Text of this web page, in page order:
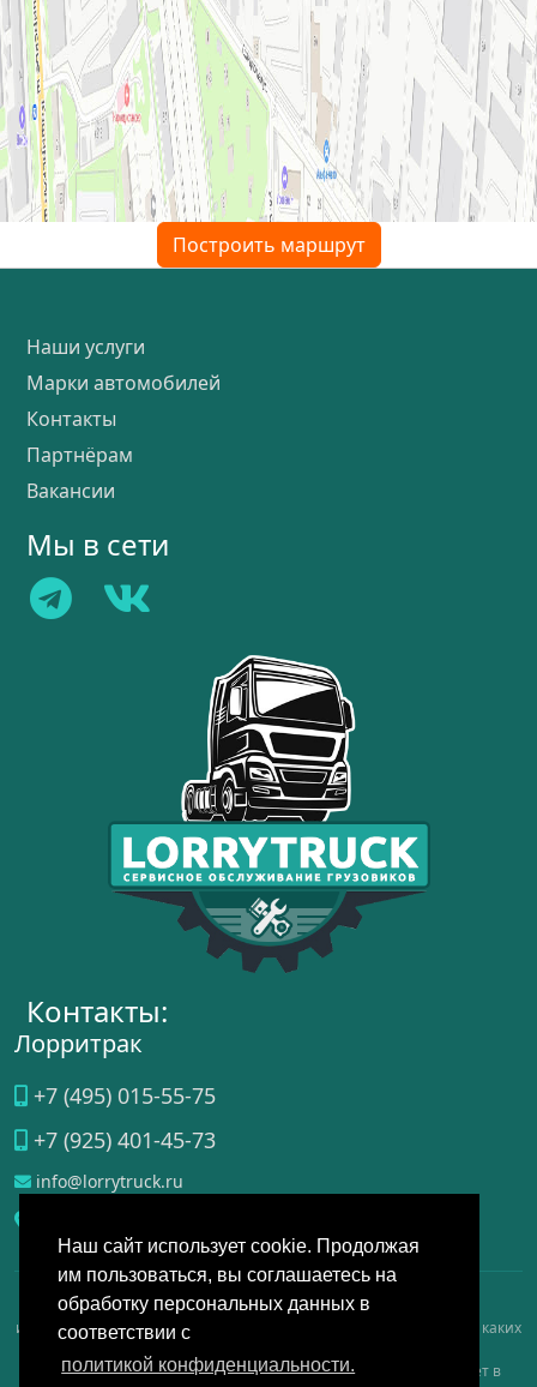
Наш сайт использует cookie. Продолжая
им пользоваться, вы соглашаетесь на
обработку персональных данных в
соответствии с
политикой конфиденциальности.
Построить маршрут
Наши услуги
Марки автомобилей
Контакты
Партнёрам
Вакансии
Мы в сети
Контакты:
Лорритрак
+7 (495) 015-55-75
+7 (925) 401-45-73
info@lorrytruck.ru
Данный интернет-сайт носит исключительно справочно-
информационный, аналитический, обзорный характер и ни при каких
положениями Статьи 437 Гражданского кодекса РФ, и не имеет в